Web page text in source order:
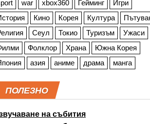
war xbox360 Гейминг
Игри
Кино Корея Култура
Сеул Токио Туризъм
Ужаси
Фолклор Храна
Южна Корея
азия аниме драма манга
ПОЛЕЗНО
на събития